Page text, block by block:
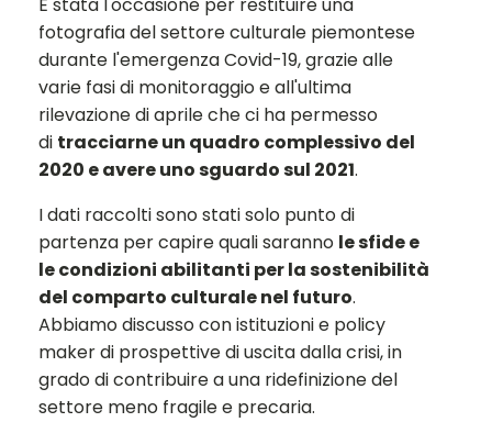
È stata l'occasione per restituire una
fotografia del settore culturale piemontese
durante l'emergenza Covid-19, grazie alle
varie fasi di monitoraggio e all'ultima
rilevazione di aprile che ci ha permesso
di tracciarne un quadro complessivo del
2020 e avere uno sguardo sul 2021.
I dati raccolti sono stati solo punto di
partenza per capire quali saranno le sfide e
le condizioni abilitanti per la sostenibilità
del comparto culturale nel futuro.
Abbiamo discusso con istituzioni e policy
maker di prospettive di uscita dalla crisi, in
grado di contribuire a una ridefinizione del
settore meno fragile e precaria.